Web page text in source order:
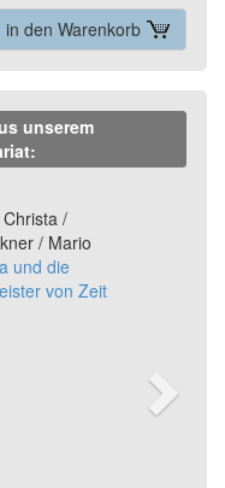
in den Warenkorb
unserem
/
/ Mario
und die
von Zeit